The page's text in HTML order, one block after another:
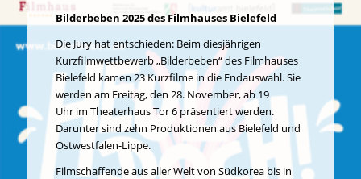
Bilderbeben 2025 des Filmhauses Bielefeld
Die Jury hat entschieden: Beim diesjährigen
Kurzfilmwettbewerb „Bilderbeben“ des Filmhauses
Bielefeld kamen 23 Kurzfilme in die Endauswahl. Sie
werden am Freitag, den 28. November, ab 19
Uhr im Theaterhaus Tor 6 präsentiert werden.
Darunter sind zehn Produktionen aus Bielefeld und
Ostwestfalen-Lippe.
Filmschaffende aus aller Weltvon Südkorea bis in